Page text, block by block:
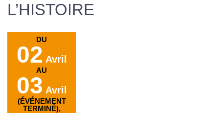
L’HISTOIRE
DU
02 Avril
AU
03 Avril
(ÉVÉNEMENT
TERMINÉ),